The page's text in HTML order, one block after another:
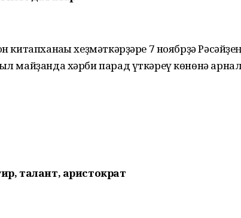
китапханаһы хеҙмәткәрҙәре 7 ноябрҙә
майҙанда хәрби парад үткәреү көнөнә
талант, аристократ